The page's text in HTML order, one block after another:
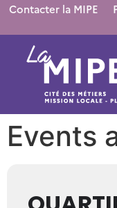
Contacter la MIPE
Events